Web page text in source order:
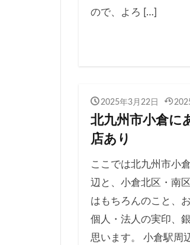
ので、よろ […]
2025年3月22日
北九州市小倉に
店あり
ここでは北九州市小
辺と、小倉北区・南
はもちろんのこと、
個人・法人の実印、
思います。 小倉駅周